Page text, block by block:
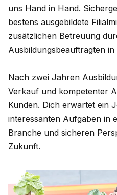
uns Hand in Hand.
bestens ausgebildete
zusätzlichen Betreuung
Ausbildungsbeauftragten
Nach zwei Jahren
Verkauf und kompetenter
Kunden. Dich erwartet ein
interessanten Aufgaben in
Branche und sicheren
Zukunft.